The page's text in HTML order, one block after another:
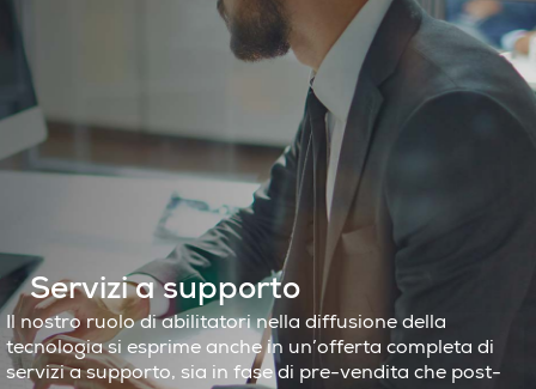
Servizi a supporto
Il nostro ruolo di abilitatori nella diffusione della
tecnologia si esprime anche in un’offerta completa di
servizi a supporto, sia in fase di pre-vendita che post-